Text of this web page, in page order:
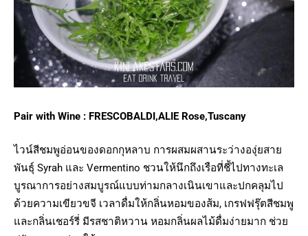
Pair with Wine : FRESCOBALDI,ALIE Rose,Tuscany
ไวน์สีชมพูอ่อนของดอกกุหลาบ การผสมผสานระว่างองุ่ยสาย
พันธุ์ Syrah และ Vermentino ชวนให้นึกถึงเรือที่ชี้ไปทางทะเล
บูรณาการอย่างสมบูรณ์แบบท่ามกลางเนินเขาและปกคลุมไป
ด้วยความเขียวขจี เวลาดื่มให้กลิ่นหอมของส้ม, เกรฟฟรุ๊ตสีชมพู
และกลิ่นเชอร์รี่ มีรสชาติหวาน หอมกลิ่นผลไม้ดื่มง่ายมาก ช่วย